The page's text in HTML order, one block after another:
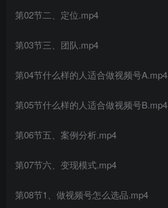
第02节二、定位.mp4
第03节三、团队.mp4
第04节什么样的人适合做视频号A.mp4
第05节什么样的人适合做视频号B.mp4
第06节五、案例分析.mp4
第07节六、变现模式.mp4
第08节1、做视频号怎么选品.mp4